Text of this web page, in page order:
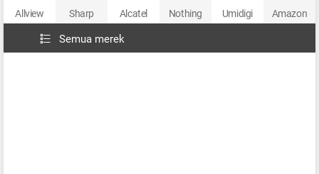
Allview
Sharp Alcatel Nothing Umidigi Amazon
Semua merek